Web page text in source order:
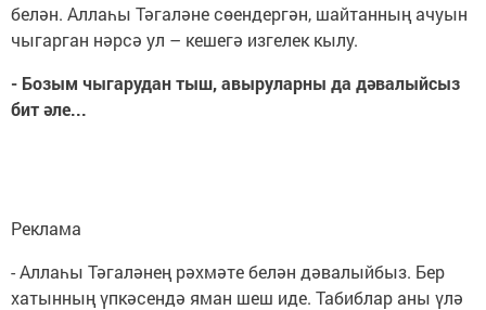
белән. Аллаһы Тәгаләне сөендергән, шайтанның ачуын
чыгарган нәрсә ул – кешегә изгелек кылу.
- Бозым чыгарудан тыш, авыруларны да дәвалыйсыз
бит әле...
Реклама
- Аллаһы Тәгаләнең рәхмәте белән дәвалыйбыз. Бер
хатынның үпкәсендә яман шеш иде. Табиблар аны үлә